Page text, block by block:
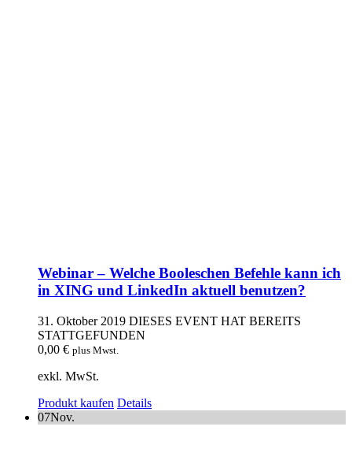
Webinar – Welche Booleschen Befehle kann ich
in XING und LinkedIn aktuell benutzen?
31. Oktober 2019 DIESES EVENT HAT BEREITS
STATTGEFUNDEN
0,00 € plus Mwst.
exkl. MwSt.
Produkt kaufen Details
07Nov.